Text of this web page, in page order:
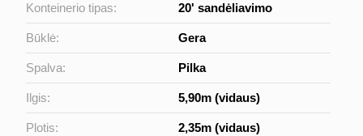
Konteinerio tipas: 20' sandėliavimo
Būklė: Gera
Spalva: Pilka
Ilgis: 5,90m (vidaus)
Plotis: 2,35m (vidaus)